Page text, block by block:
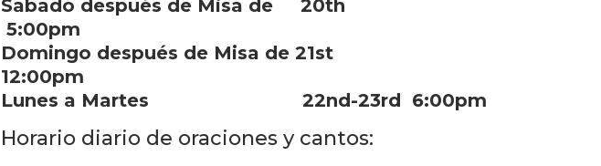
Sabado después de Misa de 20th
5:00pm
Domingo después de Misa de 21st
12:00pm
Lunes a Martes 22nd-23rd 6:00pm
Horario diario de oraciones y cantos: